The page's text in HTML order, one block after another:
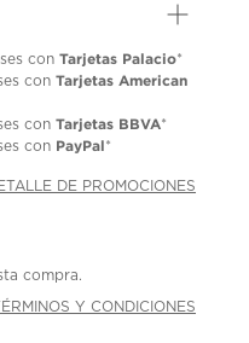
conTarjetas Palacio*
conTarjetas American
conTarjetas BBVA*
con PayPal*
DE PROMOCIONES
compra.
Y CONDICIONES